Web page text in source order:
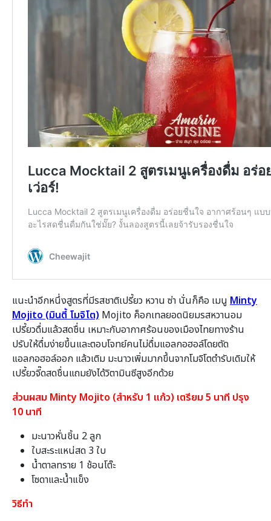
แนะนำอีกหนึ่งสูตรที่มีรสชาติเปรี้ยว หวาน ซ่า นั่นก็คือ เมนู Minty
Mojito (มินตี้ โมจิโต) Mojito ค็อกเทลยอดนิยมรสหวานอม
เปรี้ยวดื่มแล้วสดชื่น เหมาะกับอากาศร้อนของเมืองไทยทางร้าน
ปรับให้ดื่มง่ายขึ้นและตอบโจทย์คนไม่ดื่มแอลกอฮอล์โดยตัด
แอลกอฮอล์ออก แล้วเติม มะนาวเพิ่มมากขึ้นจากโมจิโตตำรับเดิมให้
เปรี้ยวจี๊ดสดชื่นแถมยังได้วิตามินซีสูงอีกด้วย
ส่วนผสม Minty Mojito (สำหรับ 1 แก้ว) เตรียม 5 นาที ปรุง
10 นาที
มะนาวหั่นชิ้น 2 ลูก
ใบสะระแหน่สด 3 ใบ
น้ำตาลทราย 1 ช้อนโต๊ะ
โซดาและน้ำแข็ง
วิธีทำ